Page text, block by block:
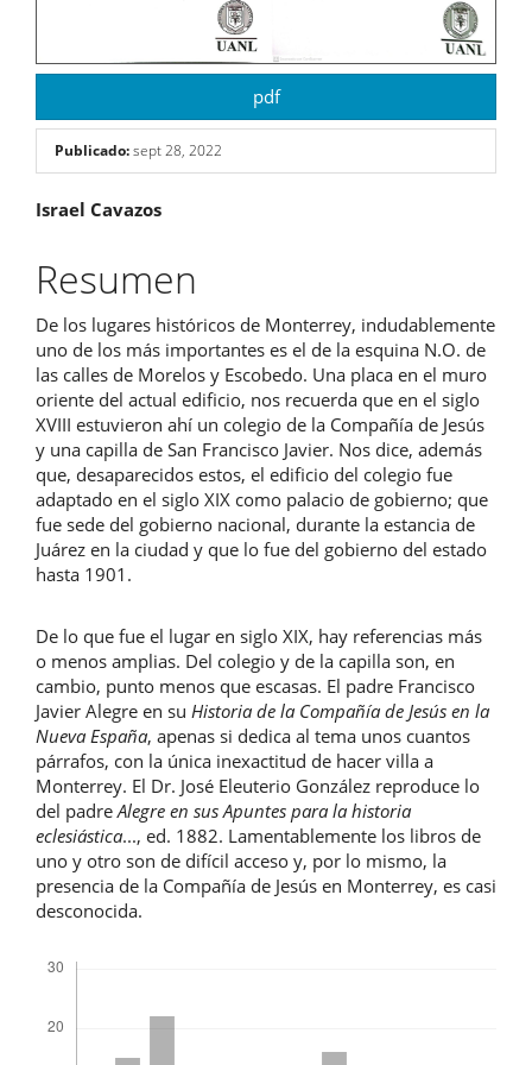
pdf
Publicado:sept 28, 2022
Contenido
principal
del
artículo
Israel Cavazos
Resumen
De los lugares históricos de Monterrey, indudablemente
uno de los más importantes es el de la esquina N.O. de
las calles de Morelos y Escobedo. Una placa en el muro
oriente del actual edificio, nos recuerda que en el siglo
XVIII estuvieron ahí un colegio de la Compañía de Jesús
y una capilla de San Francisco Javier. Nos dice, además
que, desaparecidos estos, el edificio del colegio fue
adaptado en el siglo XIX como palacio de gobierno; que
fue sede del gobierno nacional, durante la estancia de
Juárez en la ciudad y que lo fue del gobierno del estado
hasta 1901.
De lo que fue el lugar en siglo XIX, hay referencias más
o menos amplias. Del colegio y de la capilla son, en
cambio, punto menos que escasas. El padre Francisco
Javier Alegre en su Historia de la Compañía de Jesús en la
Nueva España, apenas si dedica al tema unos cuantos
párrafos, con la única inexactitud de hacer villa a
Monterrey. El Dr. José Eleuterio González reproduce lo
del padreAlegre en sus Apuntes para la historia
eclesiástica..., ed. 1882. Lamentablemente los libros de
uno y otro son de difícil acceso y, por lo mismo, la
presencia de la Compañía de Jesús en Monterrey, es casi
desconocida.